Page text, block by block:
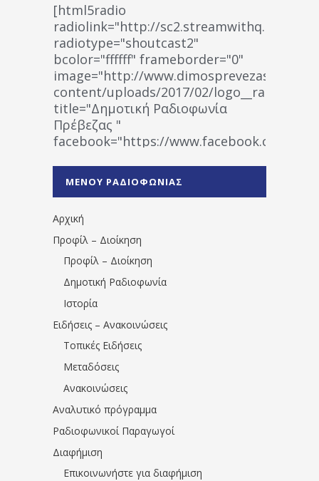
[html5radio
radiolink="http://
radiotype="shoutcast2"
bcolor="ffffff" frameborder="0"
image="http://www.dimosprevezas.gr/wp-
content/uploads/2017/02/
title="Δημοτική Ραδιοφωνία
Πρέβεζας "
facebook="https://www.facebook.com/
1531194763766854/" artist="" ]
ΜΕΝΟΥ ΡΑΔΙΟΦΩΝΙΑΣ
Αρχική
Προφίλ – Διοίκηση
Προφίλ – Διοίκηση
Δημοτική Ραδιοφωνία
Ιστορία
Ειδήσεις – Ανακοινώσεις
Τοπικές Ειδήσεις
Μεταδόσεις
Ανακοινώσεις
Αναλυτικό πρόγραμμα
Ραδιοφωνικοί Παραγωγοί
Διαφήμιση
Επικοινωνήστε για διαφήμιση